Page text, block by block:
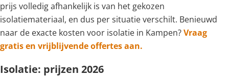
prijs volledig afhankelijk is van het gekozen
isolatiemateriaal, en dus per situatie verschilt. Benieuwd
naar de exacte kosten voor isolatie in Kampen?Vraag
gratis en vrijblijvende offertes aan.
Isolatie: prijzen 2026